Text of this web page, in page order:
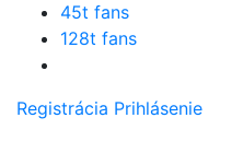
45t fans
128t fans
Registrácia Prihlásenie